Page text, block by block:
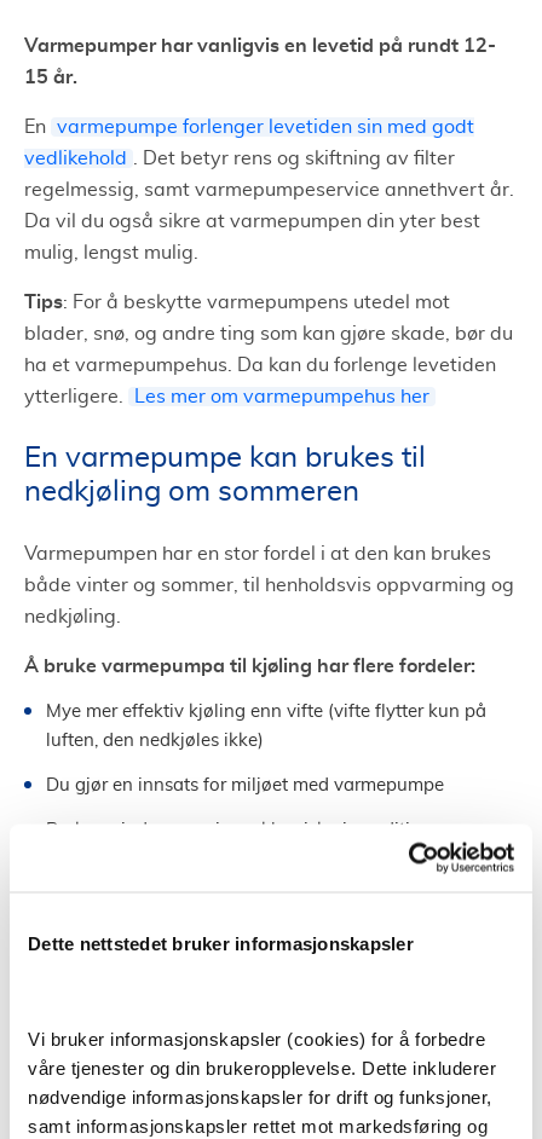
Dette nettstedet bruker informasjonskapsler
Vi bruker informasjonskapsler (cookies) for å forbedre
våre tjenester og din brukeropplevelse. Dette inkluderer
nødvendige informasjonskapsler for drift og funksjoner,
samt informasjonskapsler rettet mot markedsføring og
Varmepumper har vanligvis en levetid på rundt 12-
15 år.
En varmepumpe forlenger levetiden sin med godt
vedlikehold
. Det betyr rens og skiftning av filter
regelmessig, samt varmepumpeservice annethvert år.
Da vil du også sikre at varmepumpen din yter best
mulig, lengst mulig.
Tips: For å beskytte varmepumpens utedel mot
blader, snø, og andre ting som kan gjøre skade, bør du
ha et varmepumpehus. Da kan du forlenge levetiden
ytterligere.
Les mer om varmepumpehus her
En varmepumpe kan brukes til
nedkjøling om sommeren
Varmepumpen har en stor fordel i at den kan brukes
både vinter og sommer, til henholdsvis oppvarming og
nedkjøling.
Å bruke varmepumpa til kjøling har flere fordeler:
Mye mer effektiv kjøling enn vifte (vifte flytter kun på
luften, den nedkjøles ikke)
Du gjør en innsats for miljøet med varmepumpe
Bruker mindre energi enn klassisk aircondition
Kjøling med varmepeumpe koster gjerne mindre enn
Les mer om dette, og hvor lite strøm som faktisk
Hva gjør varmepumper så miljøvennlige?